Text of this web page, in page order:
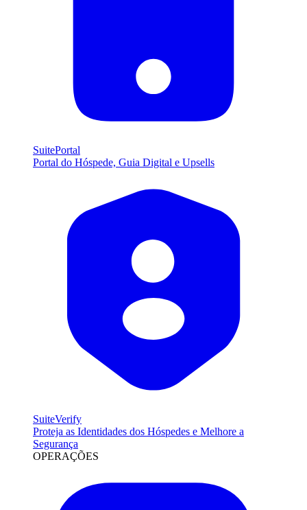
SuitePortal
Portal do Hóspede, Guia Digital e Upsells
SuiteVerify
Proteja as Identidades dos Hóspedes e Melhore a
Segurança
OPERAÇÕES